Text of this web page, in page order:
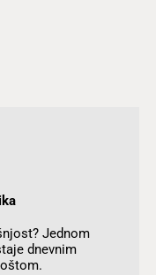
Jednom
dnevnim